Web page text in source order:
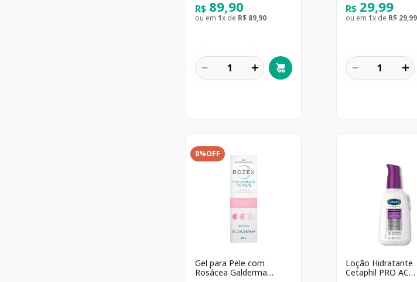
R$ 89,90
ou em 1x de R$ 89,90
＋
－
R$ 29,99
ou em 1x de R$ 29,99
＋
－
8%OFF
Gel para Pele com
Rosácea Galderma
Loção Hidratante
Cetaphil PRO AC